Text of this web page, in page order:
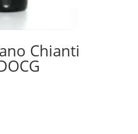
Chianti